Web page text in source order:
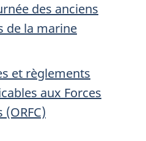
des anciens
de la marine
et règlements
aux Forces